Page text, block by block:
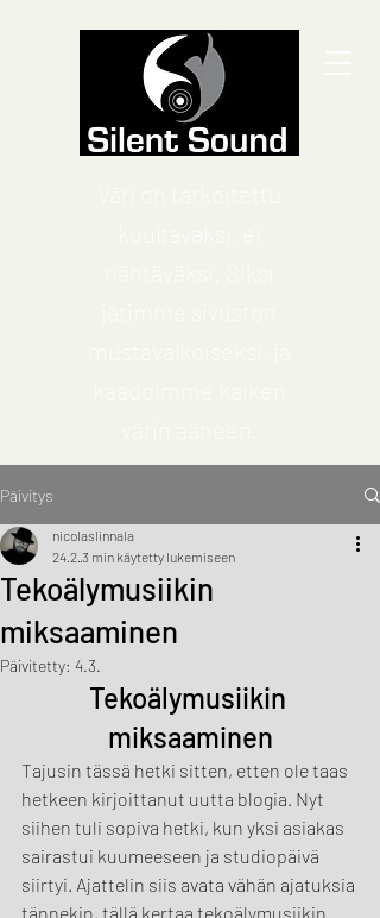
Päivitys
Tekoälymusiikin
miksaaminen
nicolaslinnala
24.2. 3 min käytetty lukemiseen
Päivitetty: 4.3.
Tekoälymusiikin
miksaaminen
Tajusin tässä hetki sitten, etten ole taas
hetkeen kirjoittanut uutta blogia. Nyt
siihen tuli sopiva hetki, kun yksi asiakas
sairastui kuumeeseen ja studiopäivä
siirtyi. Ajattelin siis avata vähän ajatuksia
tännekin, tällä kertaa tekoälymusiikin